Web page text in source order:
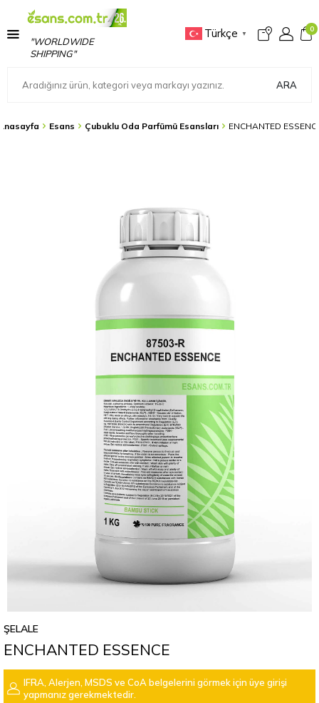
"WORLDWIDE
SHIPPING"
Türkçe ▼
0
ARA
Esans Çubuklu Oda Parfümü Esansları ENCHANTED
ŞELALE
ENCHANTED ESSENCE
IFRA, Alerjen, MSDS ve CoA belgelerini görmek için üye girişi
yapmanız gerekmektedir.